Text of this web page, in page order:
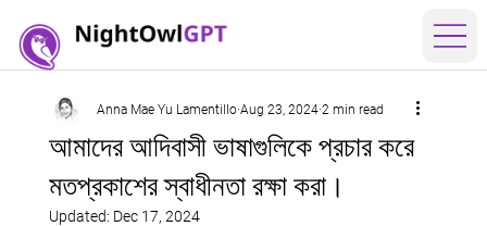
আমাদের আদিবাসী ভাষাগুলিকে প্রচার করে
মতপ্রকাশের স্বাধীনতা রক্ষা করা।
Anna Mae Yu Lamentillo Aug 23, 2024 2 min read
Updated: Dec 17, 2024